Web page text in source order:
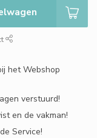
het Webshop
verstuurd!
en de vakman!
Service!